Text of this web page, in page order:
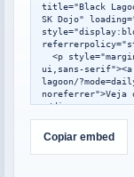
title="Black
SK Dojo"
ui,sans-
lagoon/
noreferrer">Veja
</div>
<script>
  var data=event.data;
  if(!data||data.type!=="skdojo-embed-
Copiar embed